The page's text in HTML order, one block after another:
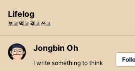
navigation
Lifelog
보고 먹고 겪고 쓰고
Jongbin Oh
I write something to think